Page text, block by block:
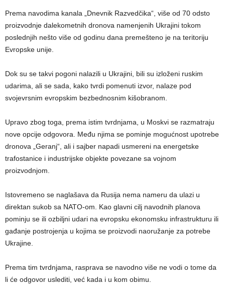
Prema navodima kanala „Dnevnik Razvedčika“, više od 70 odsto
proizvodnje dalekometnih dronova namenjenih Ukrajini tokom
poslednjih nešto više od godinu dana premešteno je na teritoriju
Evropske unije.
Dok su se takvi pogoni nalazili u Ukrajini, bili su izloženi ruskim
udarima, ali se sada, kako tvrdi pomenuti izvor, nalaze pod
svojevrsnim evropskim bezbednosnim kišobranom.
Upravo zbog toga, prema istim tvrdnjama, u Moskvi se razmatraju
nove opcije odgovora. Među njima se pominje mogućnost upotrebe
dronova „Geranj“, ali i sajber napadi usmereni na energetske
trafostanice i industrijske objekte povezane sa vojnom
proizvodnjom.
Istovremeno se naglašava da Rusija nema nameru da ulazi u
direktan sukob sa NATO-om. Kao glavni cilj navodnih planova
pominju se ili ozbiljni udari na evropsku ekonomsku infrastrukturu ili
gađanje postrojenja u kojima se proizvodi naoružanje za potrebe
Ukrajine.
Prema tim tvrdnjama, rasprava se navodno više ne vodi o tome da
li će odgovor uslediti, već kada i u kom obimu.